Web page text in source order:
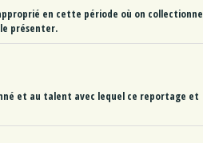
en cette période où on collectionne
présenter.
et au talent avec lequel ce reportage et